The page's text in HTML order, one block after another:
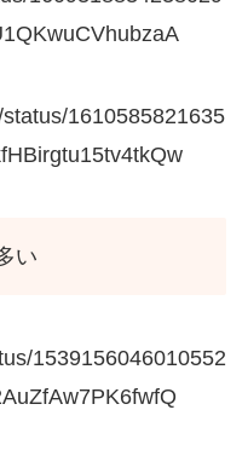
1610585821635
い
1539156046010552